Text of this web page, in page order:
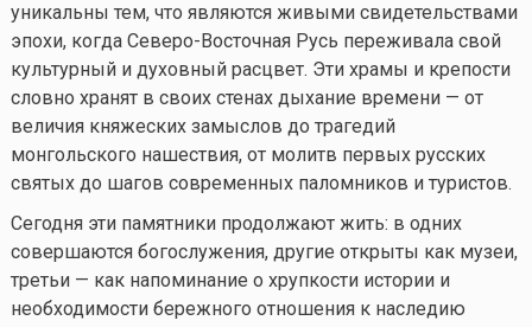
уникальны тем, что являются живыми свидетельствами
эпохи, когда Северо-Восточная Русь переживала свой
культурный и духовный расцвет. Эти храмы и крепости
словно хранят в своих стенах дыхание времени — от
величия княжеских замыслов до трагедий
монгольского нашествия, от молитв первых русских
святых до шагов современных паломников и туристов.
Сегодня эти памятники продолжают жить: в одних
совершаются богослужения, другие открыты как музеи,
третьи — как напоминание о хрупкости истории и
необходимости бережного отношения к наследию